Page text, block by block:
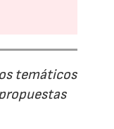
temáticos